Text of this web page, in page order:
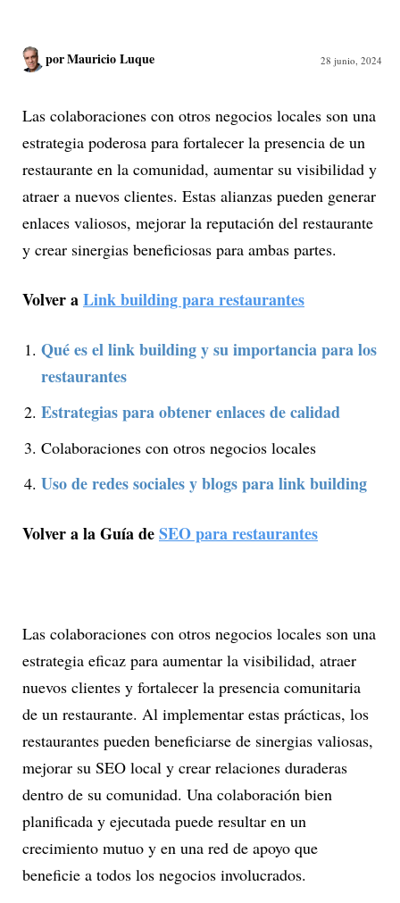
porMauricio Luque 28 junio, 2024
Las colaboraciones con otros negocios locales son una
estrategia poderosa para fortalecer la presencia de un
restaurante en la comunidad, aumentar su visibilidad y
atraer a nuevos clientes. Estas alianzas pueden generar
enlaces valiosos, mejorar la reputación del restaurante
y crear sinergias beneficiosas para ambas partes.
Volver aLink building para restaurantes
Qué es el link building y su importancia para los
restaurantes
Estrategias para obtener enlaces de calidad
Colaboraciones con otros negocios locales
Uso de redes sociales y blogs para link building
Volver a la Guía deSEO para restaurantes
Las colaboraciones con otros negocios locales son una
estrategia eficaz para aumentar la visibilidad, atraer
nuevos clientes y fortalecer la presencia comunitaria
de un restaurante. Al implementar estas prácticas, los
restaurantes pueden beneficiarse de sinergias valiosas,
mejorar su SEO local y crear relaciones duraderas
dentro de su comunidad. Una colaboración bien
planificada y ejecutada puede resultar en un
crecimiento mutuo y en una red de apoyo que
beneficie a todos los negocios involucrados.